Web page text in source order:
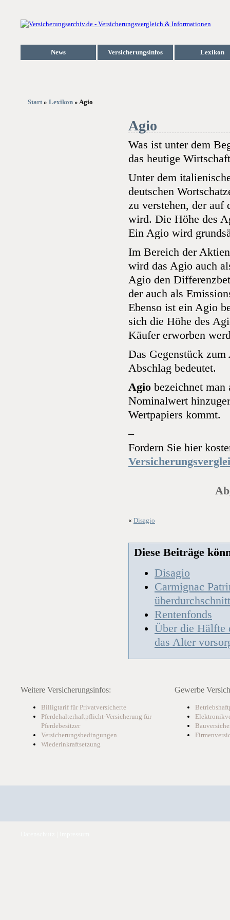
News Versicherungsinfos Lexikon
Start» Lexikon » Agio
Agio
Was ist unter dem
das heutige
Unter dem
deutschen
zu verstehen, der auf
wird. Die Höhe des
Ein Agio wird
Im Bereich der
wird das Agio auch
Agio den
der auch als
Ebenso ist ein Agio
sich die Höhe des
Käufer erworben
Das Gegenstück
Abschlag bedeutet.
Agio bezeichnet
Nominalwert
Wertpapiers kommt.
–
Fordern Sie hier
« Disagio
Diese Beiträge
Disagio
Carmignac
Rentenfonds
Über die Hälfte
das Alter
Weitere Versicherungsinfos:
Billigtarif für Privatversicherte
Pferdehalterhaftpflicht-Versicherung für
Pferdebesitzer
Versicherungsbedingungen
Wiederinkraftsetzung
Gewerbe